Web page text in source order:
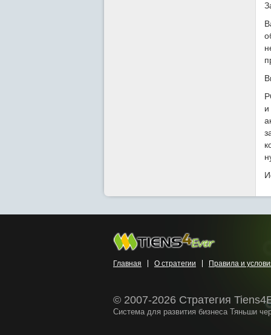
Главная О стратегии Правила и
© 2007-2026 Стратегия
Система для развития бизнеса Тяньши